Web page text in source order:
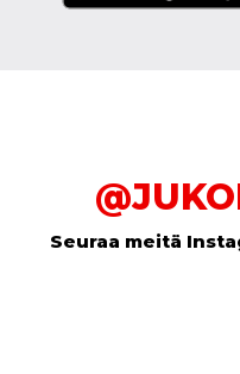
Seuraa meitä